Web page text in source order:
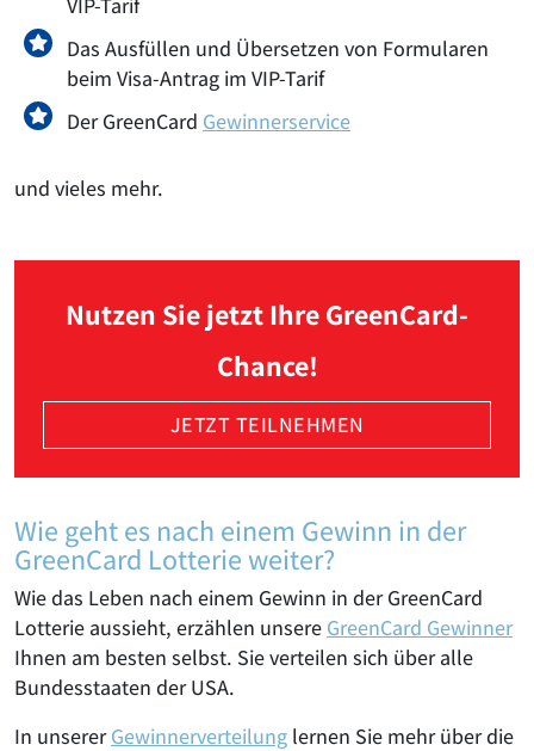
Das Ausfüllen und Übersetzen von Formularen
beim Visa-Antrag im VIP-Tarif
Der GreenCard Gewinnerservice
und vieles mehr.
Nutzen Sie jetzt Ihre GreenCard-
Chance!
JETZT TEILNEHMEN
Wie geht es nach einem Gewinn in der
GreenCard Lotterie weiter?
Wie das Leben nach einem Gewinn in der GreenCard
Lotterie aussieht, erzählen unsere GreenCard Gewinner
Ihnen am besten selbst. Sie verteilen sich über alle
Bundesstaaten der USA.
In unsererGewinnerverteilung lernen Sie mehr über die